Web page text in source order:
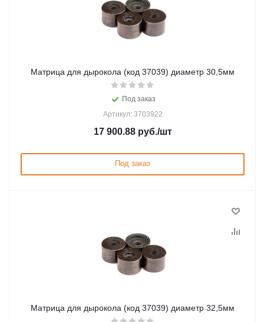
Матрица для дырокола (код 37039) диаметр 30,5мм
Под заказ
Артикул: 3703922
17 900.88руб./шт
Под заказ
Матрица для дырокола (код 37039) диаметр 32,5мм